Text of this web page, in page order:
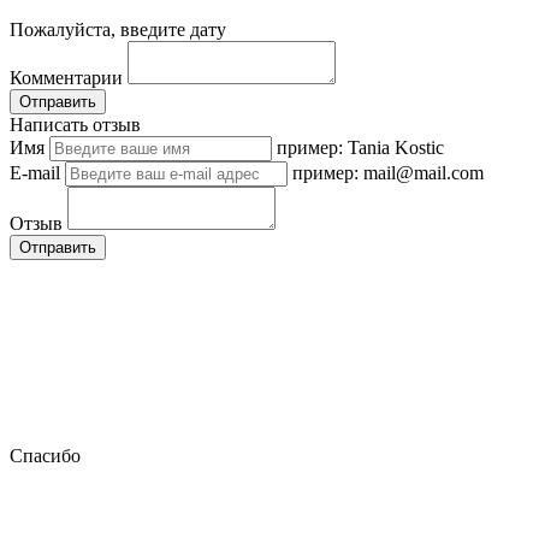
Пожалуйста, введите дату
Комментарии
Отправить
Написать отзыв
Имя
пример: Tania Kostic
E-mail
пример: mail@mail.com
Отзыв
Отправить
Спасибо